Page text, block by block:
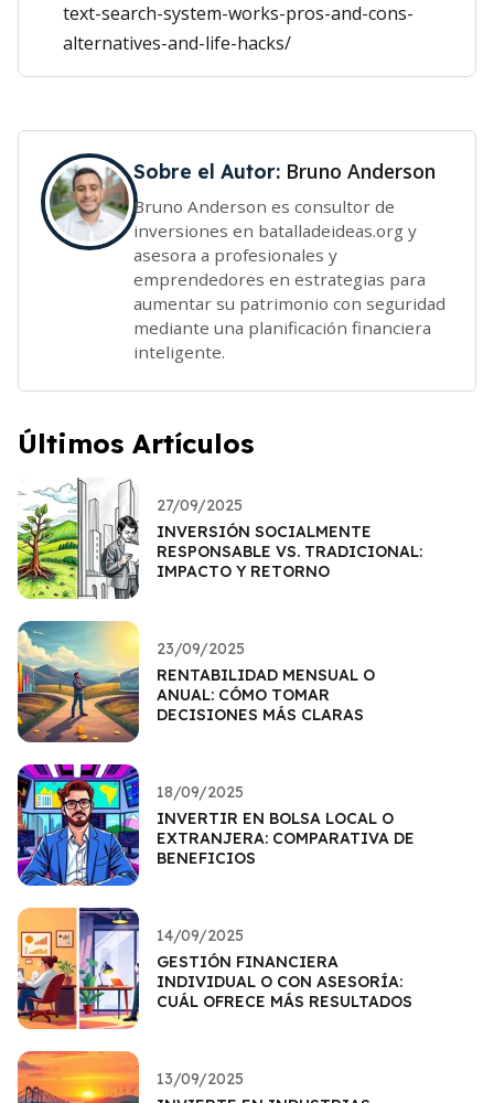
text-search-system-works-pros-and-cons-
alternatives-and-life-hacks/
Sobre el Autor: Bruno Anderson
Bruno Anderson es consultor de
inversiones en batalladeideas.org y
asesora a profesionales y
emprendedores en estrategias para
aumentar su patrimonio con seguridad
mediante una planificación financiera
inteligente.
Últimos Artículos
27/09/2025
INVERSIÓN SOCIALMENTE
RESPONSABLE VS. TRADICIONAL:
IMPACTO Y RETORNO
23/09/2025
RENTABILIDAD MENSUAL O
ANUAL: CÓMO TOMAR
DECISIONES MÁS CLARAS
18/09/2025
INVERTIR EN BOLSA LOCAL O
EXTRANJERA: COMPARATIVA DE
BENEFICIOS
14/09/2025
GESTIÓN FINANCIERA
INDIVIDUAL O CON ASESORÍA:
CUÁL OFRECE MÁS RESULTADOS
13/09/2025